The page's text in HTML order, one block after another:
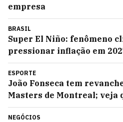
empresa
BRASIL
Super El Niño: fenômeno
pressionar inflação em
ESPORTE
João Fonseca tem
Masters de Montreal; veja
NEGÓCIOS